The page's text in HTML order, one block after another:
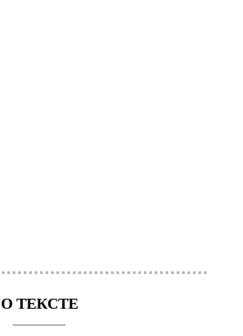
О ТЕКСТЕ